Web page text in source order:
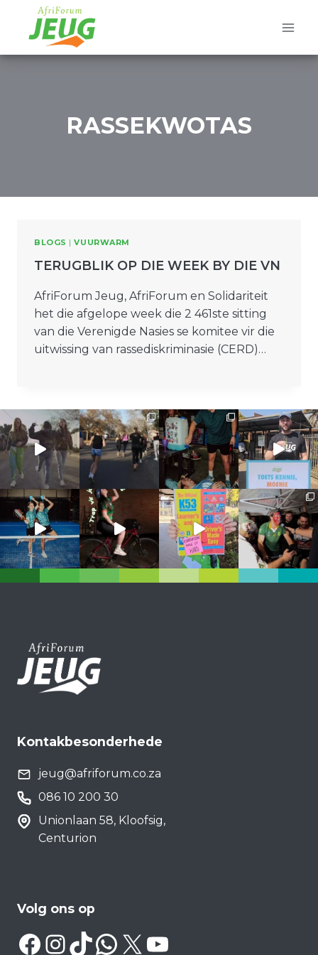
content
RASSEKWOTAS
BLOGS |VUURWARM
TERUGBLIK OP DIE WEEK BY DIE VN
AfriForum Jeug, AfriForum en Solidariteit
het die afgelope week die 2 461ste sitting
van die Verenigde Nasies se komitee vir die
uitwissing van rassediskriminasie (CERD)…
Kontakbesonderhede
jeug@afriforum.co.za
086 10 200 30
Unionlaan 58, Kloofsig,
Centurion
Volg ons op
Facebook
Instagram
TikTok
WhatsApp
X YouTube